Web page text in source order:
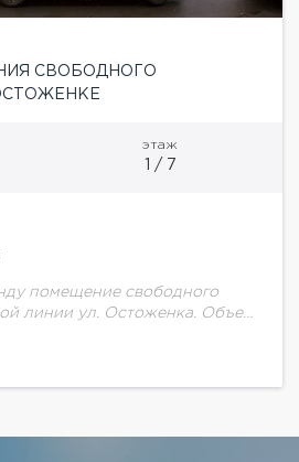
СВОБОДНОГО
этаж
1 / 7
помещение свободного
линии ул. Остоженка. Объект
класса. У него две входные...